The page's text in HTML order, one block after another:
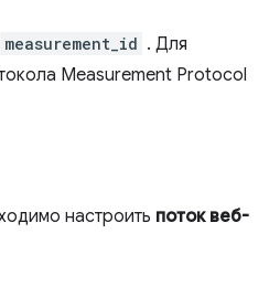
measurement_id . Для
Measurement Protocol
настроить поток веб-